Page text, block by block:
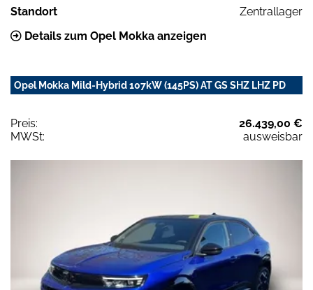
Standort
Zentrallager
Details zum Opel Mokka anzeigen
Opel Mokka Mild-Hybrid 107kW (145PS) AT GS SHZ LHZ PD
Preis:
26.439,00 €
MWSt:
ausweisbar